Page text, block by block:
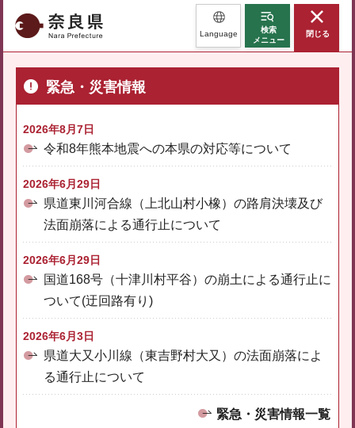
奈良県 Language
検索
メニュー
閉じる
緊急・災害情報
2026年8月7日
令和8年熊本地震への本県の対応等について
2026年6月29日
県道東川河合線（上北山村小橡）の路肩決壊及び
法面崩落による通行止について
2026年6月29日
国道168号（十津川村平谷）の崩土による通行止に
ついて(迂回路有り)
2026年6月3日
県道大又小川線（東吉野村大又）の法面崩落によ
る通行止について
緊急・災害情報一覧